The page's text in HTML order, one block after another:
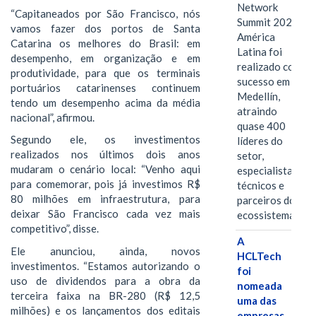
“Capitaneados por São Francisco, nós
vamos fazer dos portos de Santa
Catarina os melhores do Brasil: em
desempenho, em organização e em
produtividade, para que os terminais
portuários catarinenses continuem
tendo um desempenho acima da média
nacional”, afirmou.
Segundo ele, os investimentos
realizados nos últimos dois anos
mudaram o cenário local: “Venho aqui
para comemorar, pois já investimos R$
80 milhões em infraestrutura, para
deixar São Francisco cada vez mais
competitivo”, disse.
Ele anunciou, ainda, novos
investimentos. “Estamos autorizando o
uso de dividendos para a obra da
terceira faixa na BR-280 (R$ 12,5
milhões) e os lançamentos dos editais
Network
Summit 2026
América
Latina foi
realizado com
sucesso em
Medellín,
atraindo
quase 400
líderes do
setor,
especialistas
técnicos e
parceiros do
ecossistema.…
A
HCLTech
foi
nomeada
uma das